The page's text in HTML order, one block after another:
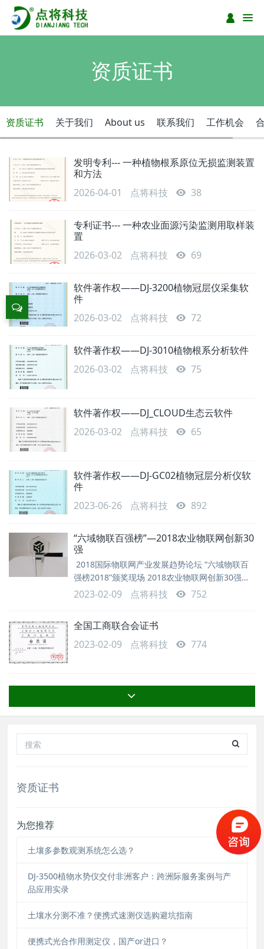
资质证书
资质证书 关于我们 About us 联系我们 工作机会
发明专利--- 一种植物根系原位无损监测装置
和方法
2026-04-01
点将科技 38
专利证书--- 一种农业面源污染监测用取样装
置
2026-03-02
点将科技 69
软件著作权——DJ-3200植物冠层仪采集软
件
2026-03-02
点将科技 72
软件著作权——DJ-3010植物根系分析软件
2026-03-02
点将科技 75
软件著作权——DJ_CLOUD生态云软件
2026-03-02
点将科技 65
软件著作权——DJ-GC02植物冠层分析仪软
件
2023-06-26
点将科技 892
“六域物联百强榜”—2018农业物联网创新30
强
2018国际物联网产业发展趋势论坛 “六域物联百
强榜2018”颁奖现场 2018农业物联网创新30强榜
单截图 “六域物联网百强榜2018”奖杯
2023-02-09 点将科技 752
全国工商联合会证书
2023-02-09
点将科技 774
资质证书
为您推荐
土壤多参数观测系统怎么选？
DJ-3500植物水势仪交付非洲客户：跨洲际服务案例与产
品应用实录
土壤水分测不准？便携式速测仪选购避坑指南
便携式光合作用测定仪，国产or进口？